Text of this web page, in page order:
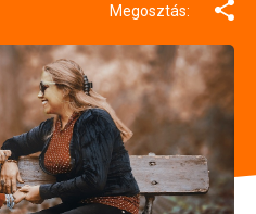
Megosztás: